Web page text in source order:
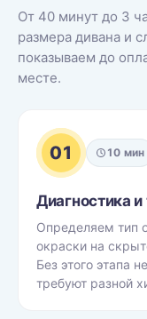
От 40 минут до 3
размера дивана и
показываем до
месте.
01 10 мин
Диагностика и
Определяем тип
окраски на
Без этого этапа
требуют разной